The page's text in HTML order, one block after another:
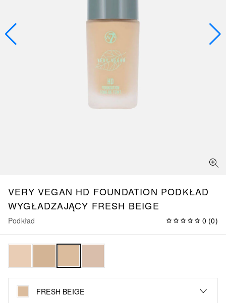
VERY VEGAN HD FOUNDATION PODKŁAD
WYGŁADZAJĄCY FRESH BEIGE
Podkład 0 (0)
FRESH BEIGE